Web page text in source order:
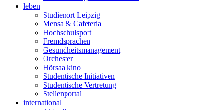
leben
Studienort Leipzig
Mensa & Cafeteria
Hochschulsport
Fremdsprachen
Gesundheitsmanagement
Orchester
Hörsaalkino
Studentische Initiativen
Studentische Vertretung
Stellenportal
international